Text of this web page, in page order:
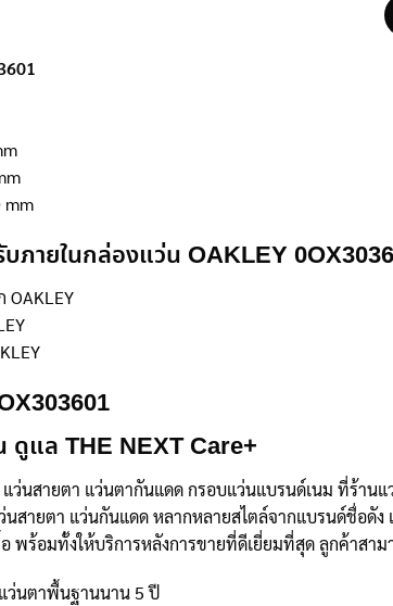
mm
ภายในกล่องแว่น OAKLEY
OAKLEY
ดูแล THE NEXT Care+
แว่นสายตา แว่นตากันแดด กรอบแว่นแบรนด์เนม ที่ร้าน
สายตา แว่นกันแดด หลากหลายสไตล์จากแบรนด์ชื่อดัง
พร้อมทั้งให้บริการหลังการขายที่ดีเยี่ยมที่สุด ลูกค้าสาม
ว่นตาพื้นฐานนาน 5 ปี